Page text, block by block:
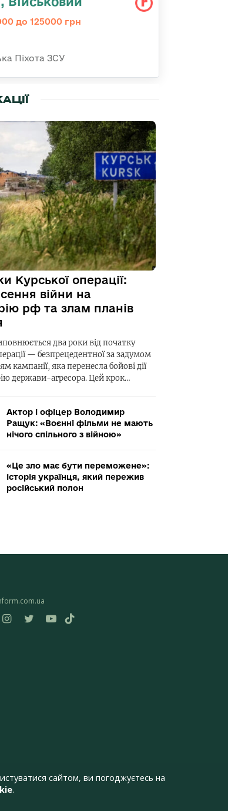
до 125000 грн
Піхота ЗСУ
Курської операції:
війни на
рф та злам планів
два роки від початку
— безпрецедентної за задумом
кампанії, яка перенесла бойові дії
держави-агресора. Цей крок…
Актор і офіцер Володимир
Ращук: «Воєнні фільми не мають
нічого спільного з війною»
«Це зло має бути переможене»:
історія українця, який пережив
російський полон
сайтом, ви погоджуєтесь на
.